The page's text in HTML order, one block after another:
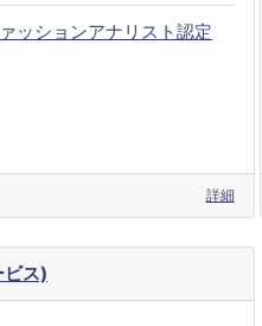
ッションアナリスト認定
詳細
ビス)